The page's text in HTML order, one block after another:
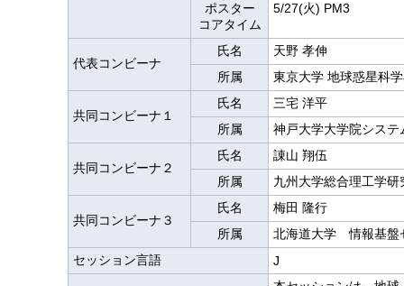
ポスター
コアタイム
5/27(火) PM3
代表コンビーナ
氏名
天野 孝伸
所属
東京大学 地球惑星科
共同コンビーナ１
氏名
三宅 洋平
所属
神戸大学大学院システ
共同コンビーナ２
氏名
諌山 翔伍
所属
九州大学総合理工学研
共同コンビーナ３
氏名
梅田 隆行
所属
北海道大学 情報基盤
セッション言語
J